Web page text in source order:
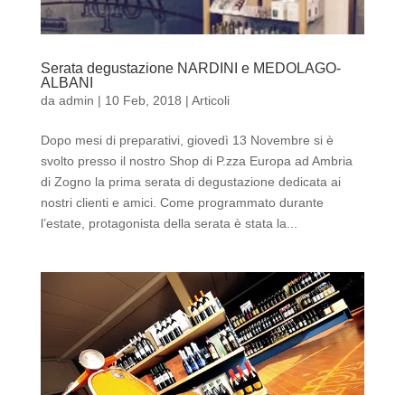
Serata degustazione NARDINI e MEDOLAGO-
ALBANI
da admin | 10 Feb, 2018 | Articoli
Dopo mesi di preparativi, giovedì 13 Novembre si è
svolto presso il nostro Shop di P.zza Europa ad Ambria
di Zogno la prima serata di degustazione dedicata ai
nostri clienti e amici. Come programmato durante
l’estate, protagonista della serata è stata la...